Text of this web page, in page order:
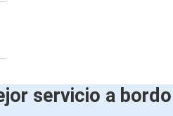
servicio a bordo